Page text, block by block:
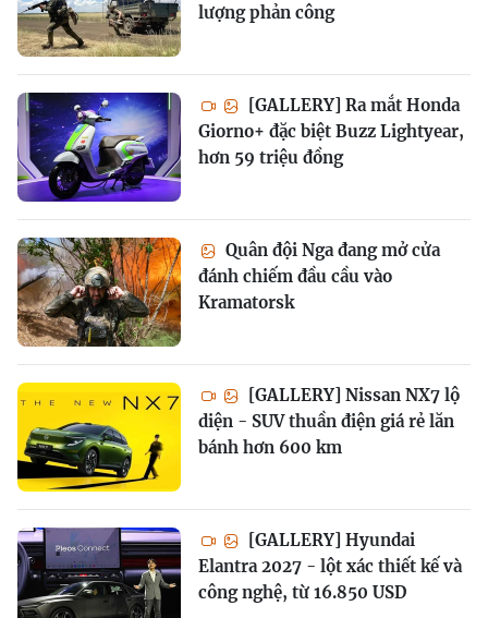
lượng phản công
[GALLERY] Ra mắt Honda
Giorno+ đặc biệt Buzz Lightyear,
hơn 59 triệu đồng
Quân đội Nga đang mở cửa
đánh chiếm đầu cầu vào
Kramatorsk
[GALLERY] Nissan NX7 lộ
diện - SUV thuần điện giá rẻ lăn
bánh hơn 600 km
[GALLERY] Hyundai
Elantra 2027 - lột xác thiết kế và
công nghệ, từ 16.850 USD